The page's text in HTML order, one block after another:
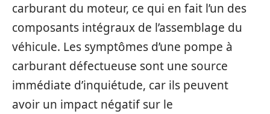
carburant du moteur, ce qui en fait l’un des
composants intégraux de l’assemblage du
véhicule. Les symptômes d’une pompe à
carburant défectueuse sont une source
immédiate d’inquiétude, car ils peuvent
avoir un impact négatif sur le